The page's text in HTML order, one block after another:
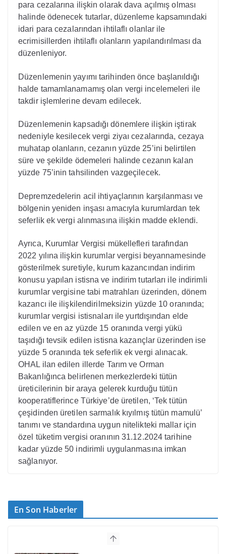
para cezalarına ilişkin olarak dava açılmış olması
halinde ödenecek tutarlar, düzenleme kapsamındaki
idari para cezalarından ihtilaflı olanlar ile
ecrimisillerden ihtilaflı olanların yapılandırılması da
düzenleniyor.
Düzenlemenin yayımı tarihinden önce başlanıldığı
halde tamamlanamamış olan vergi incelemeleri ile
takdir işlemlerine devam edilecek.
Düzenlemenin kapsadığı dönemlere ilişkin iştirak
nedeniyle kesilecek vergi ziyaı cezalarında, cezaya
muhatap olanların, cezanın yüzde 25’ini belirtilen
süre ve şekilde ödemeleri halinde cezanın kalan
yüzde 75’inin tahsilinden vazgeçilecek.
Depremzedelerin acil ihtiyaçlarının karşılanması ve
bölgenin yeniden inşası amacıyla kurumlardan tek
seferlik ek vergi alınmasına ilişkin madde eklendi.
Ayrıca, Kurumlar Vergisi mükellefleri tarafından
2022 yılına ilişkin kurumlar vergisi beyannamesinde
gösterilmek suretiyle, kurum kazancından indirim
konusu yapılan istisna ve indirim tutarları ile indirimli
kurumlar vergisine tabi matrahları üzerinden, dönem
kazancı ile ilişkilendirilmeksizin yüzde 10 oranında;
kurumlar vergisi istisnaları ile yurtdışından elde
edilen ve en az yüzde 15 oranında vergi yükü
taşıdığı tevsik edilen istisna kazançlar üzerinden ise
yüzde 5 oranında tek seferlik ek vergi alınacak.
OHAL ilan edilen illerde Tarım ve Orman
Bakanlığınca belirlenen merkezlerdeki tütün
üreticilerinin bir araya gelerek kurduğu tütün
kooperatiflerince Türkiye’de üretilen, ‘Tek tütün
çeşidinden üretilen sarmalık kıyılmış tütün mamulü’
tanımı ve standardına uygun nitelikteki mallar için
özel tüketim vergisi oranının 31.12.2024 tarihine
kadar yüzde 50 indirimli uygulanmasına imkan
sağlanıyor.
En Son Haberler